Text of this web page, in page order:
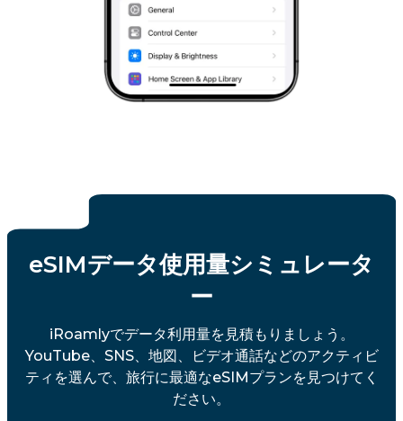
eSIMデータ使用量シミュレータ
ー
iRoamlyでデータ利用量を見積もりましょう。
YouTube、SNS、地図、ビデオ通話などのアクティビ
ティを選んで、旅行に最適なeSIMプランを見つけてく
ださい。